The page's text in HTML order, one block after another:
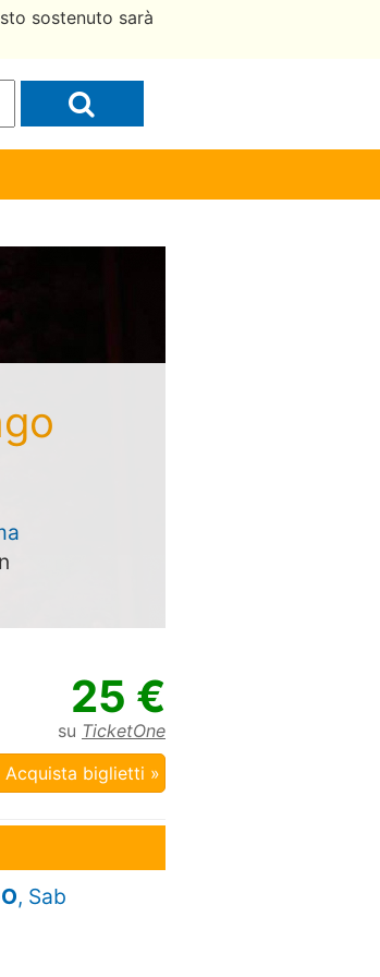
sostenuto sarà
25 €
su TicketOne
Acquista biglietti »
, Sab